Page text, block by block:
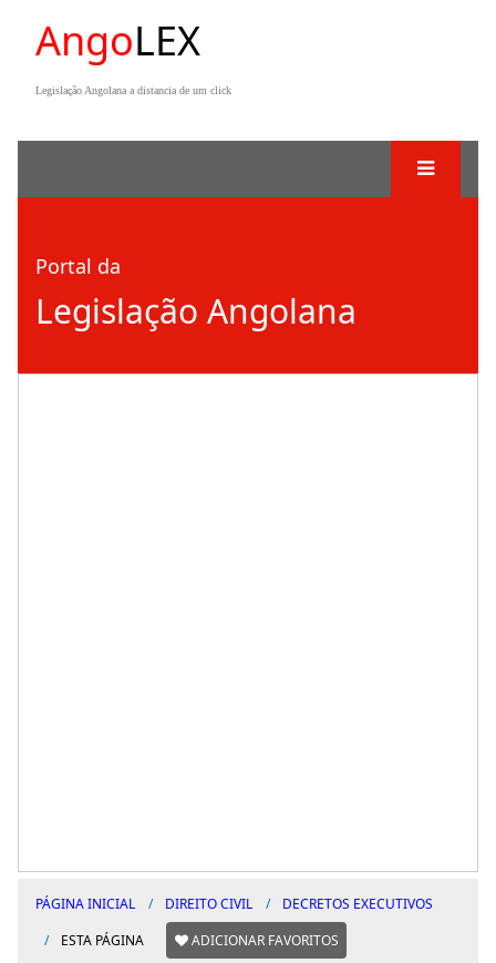
AngoLEX
Legislação Angolana a distancia de um click
Portal da
Legislação Angolana
PÁGINA INICIAL DIREITO CIVIL
DECRETOS EXECUTIVOS
ESTA PÁGINA
ADICIONAR FAVORITOS